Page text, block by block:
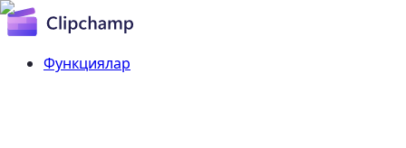
Функциялар